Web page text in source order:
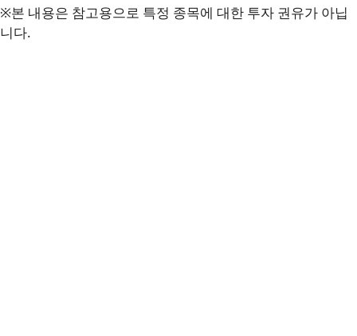
※본 내용은 참고용으로 특정 종목에 대한 투자 권유가 아닙
니다.